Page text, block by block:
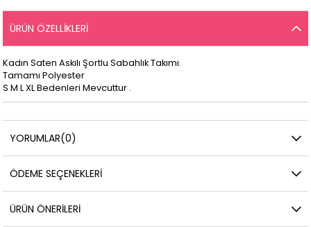
ÜRÜN ÖZELLIKLERI
Kadın Saten Askılı Şortlu Sabahlık Takımı.
Tamamı Polyester
S M L XL Bedenleri Mevcuttur .
YORUMLAR(0)
ÖDEME SEÇENEKLERI
ÜRÜN ÖNERILERI